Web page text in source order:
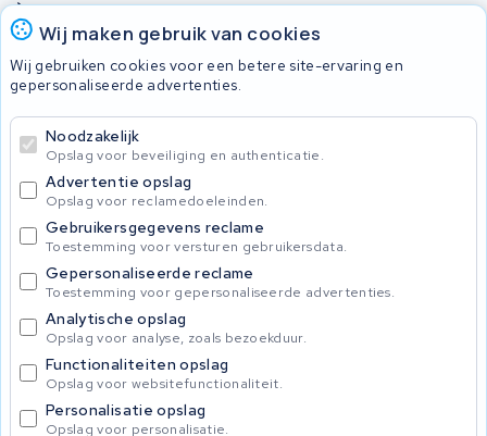
Wij maken gebruik van cookies
Wij gebruiken cookies voor een betere site-ervaring en
gepersonaliseerde advertenties.
Noodzakelijk
Opslag voor beveiliging en authenticatie.
Advertentie opslag
Opslag voor reclamedoeleinden.
Gebruikersgegevens reclame
Toestemming voor versturen gebruikersdata.
Gepersonaliseerde reclame
Toestemming voor gepersonaliseerde advertenties.
Analytische opslag
Opslag voor analyse, zoals bezoekduur.
Functionaliteiten opslag
Opslag voor websitefunctionaliteit.
Personalisatie opslag
Opslag voor personalisatie.
Onherstelbaar
Accu's
© 2026 KWS Seuren
Algemene voorwaarden
Privacy Policy